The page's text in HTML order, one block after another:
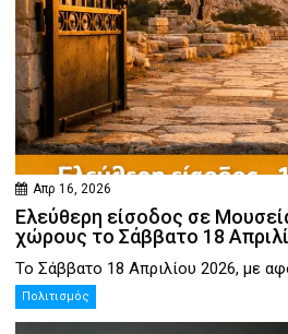
Απρ 16, 2026
Ελεύθερη είσοδος σε
χώρους το Σάββατο 18
Το Σάββατο 18 Απριλίου 2026, με
Πολιτισμός